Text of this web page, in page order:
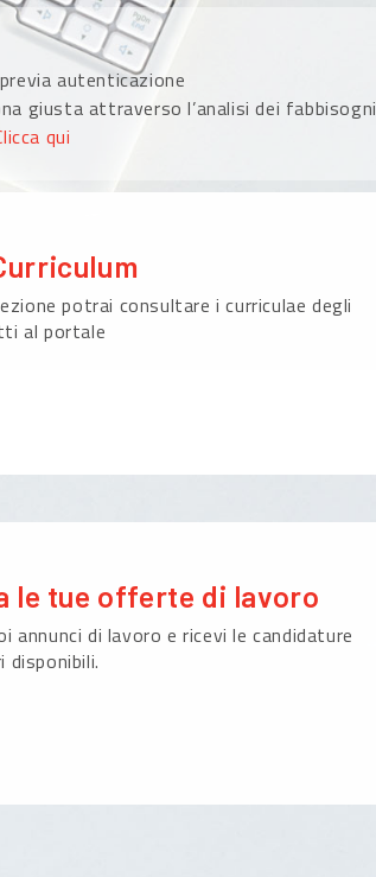
autenticazione
giusta attraverso l’analisi dei fabbisogni
qui
potrai consultare i curriculae degli
al portale
le tue offerte di lavoro
annunci di lavoro e ricevi le candidature
disponibili.